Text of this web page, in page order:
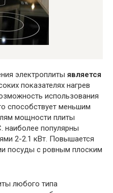
электроплиты является
показателях нагрев
использования
способствует меньшим
мощности плиты
наиболее популярны
2-2.1 кВт. Повышается
посуды с ровным плоским
любого типа